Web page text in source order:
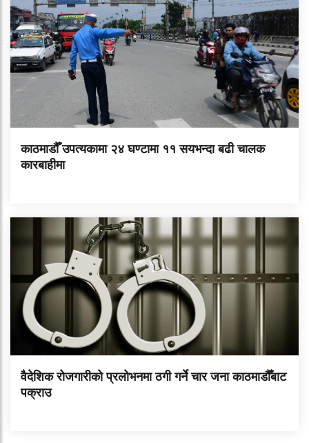
काठमाडौँ उपत्यकामा २४ घण्टामा ११ सयभन्दा बढी चालक
कारबाहीमा
वैदेशिक रोजगारीको प्रलोभनमा ठगी गर्ने चार जना काठमाडौँबाट
पक्राउ